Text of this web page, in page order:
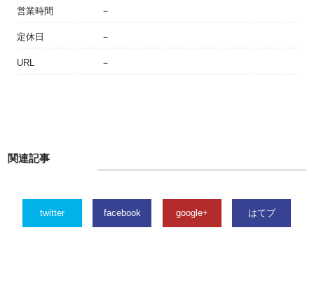
営業時間 －
定休日 －
URL －
関連記事
twitter facebook google+ はてブ